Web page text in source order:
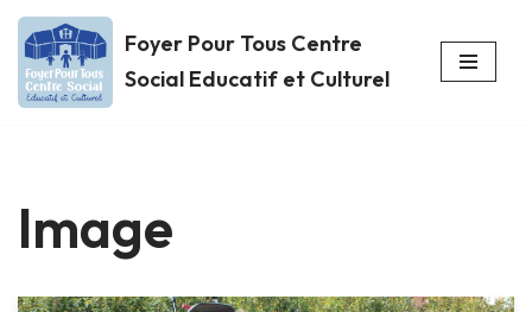
Aller
au
Foyer Pour Tous Centre
Social Educatif et Culturel
Image